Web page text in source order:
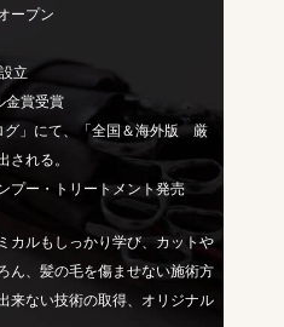
ープン
立
金賞受賞
グ」にて、「全国＆海外版 厳
される。
プー・トリートメント発売
カルもしっかり学び、カットや
ん、髪の毛を傷ませない施術方
来ない技術の取得、オリジナル